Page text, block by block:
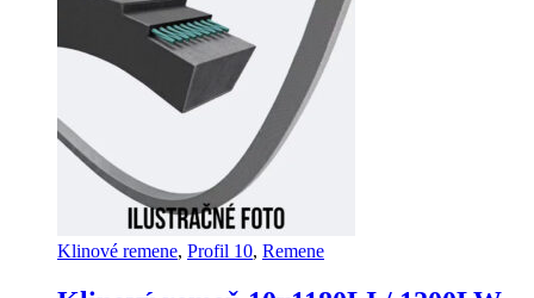
Klinové remene, Profil 10, Remene